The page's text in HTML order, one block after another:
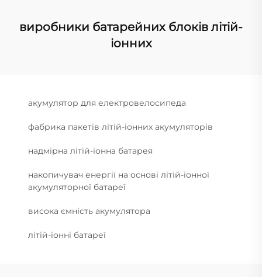
виробники батарейних блоків літій-
іонних
акумулятор для електровелосипеда
фабрика пакетів літій-іонних акумуляторів
надмірна літій-іонна батарея
накопичувач енергії на основі літій-іонної
акумуляторної батареї
висока ємність акумулятора
літій-іонні батареї